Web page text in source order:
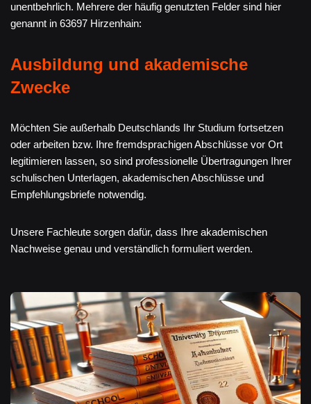
unentbehrlich. Mehrere der häufig genutzten Felder sind hier
genannt in 63697 Hirzenhain:
Ausbildung und akademische
Zwecke
Möchten Sie außerhalb Deutschlands Ihr Studium fortsetzen
oder arbeiten bzw. Ihre fremdsprachigen Abschlüsse vor Ort
legitimieren lassen, so sind professionelle Übertragungen Ihrer
schulischen Unterlagen, akademischen Abschlüsse und
Empfehlungsbriefe notwendig.
Unsere Fachleute sorgen dafür, dass Ihre akademischen
Nachweise genau und verständlich formuliert werden.